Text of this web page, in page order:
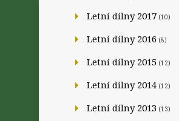
Letní dílny 2017 (10)
Letní dílny 2016 (8)
Letní dílny 2015 (12)
Letní dílny 2014 (12)
Letní dílny 2013 (13)